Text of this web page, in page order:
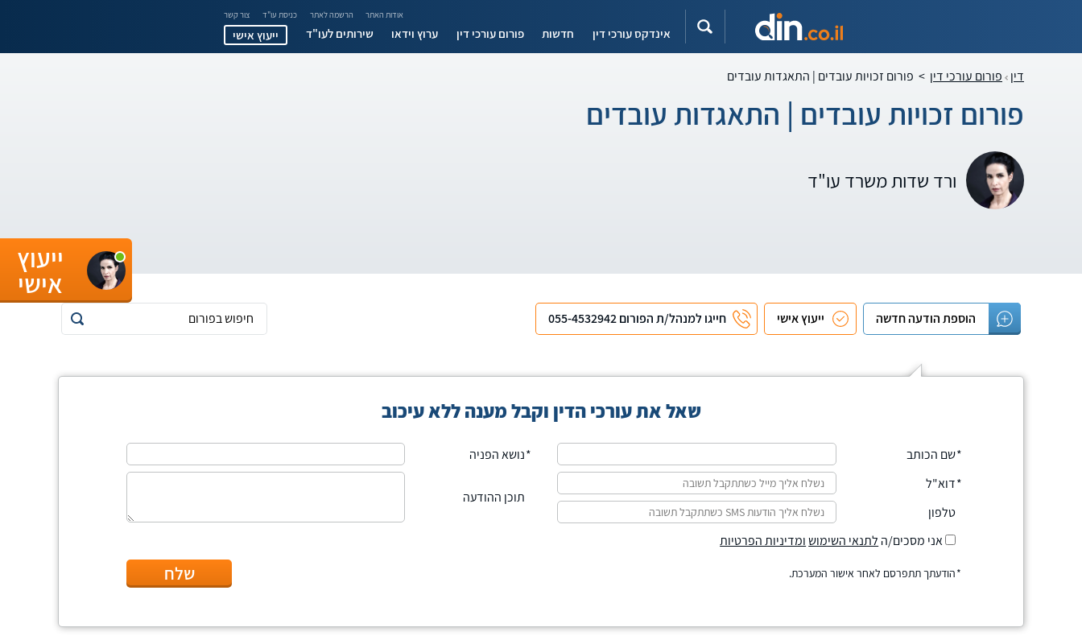
אודות האתר הרשמה לאתר כניסת עו"ד צור קשר
אינדקס עורכי דין חדשות פורום עורכי דין ערוץ וידאו שירותים לעו"ד ייעוץ אישי
דין פורום עורכי דין > פורום זכויות עובדים | התאגדות עובדים
פורום זכויות עובדים | התאגדות עובדים
ורד שדות משרד עו"ד
הוספת הודעה חדשה ייעוץ אישי חייגו למנהל/ת הפורום 055-4532942
שאל את עורכי הדין וקבל מענה ללא עיכוב
שם הכותב
דוא"ל
טלפון
נושא הפניה
תוכן ההודעה
אני מסכים/ה לתנאי השימושומדיניות הפרטיות
הודעתך תתפרסם לאחר אישור המערכת. שלח
ייעוץ
אישי